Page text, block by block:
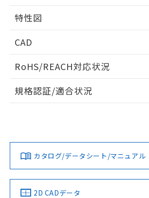
外形図
端子配置/内部接続
特性図
電気的寿命曲線
CAD
ドすることができます。
ログイン/会員登録
ダウンロードデータをご利用いただく前に
みください。
ソフトウェアの使用条件
RoHS/REACH対応状況
EU RoHS 注意事項・凡例
対応済み
中国 RoHS 注意事項・凡例
規格認証/適合状況
LR型式承認
（イギリス
船舶規格）
DNV型式承認
（ノルウェー
BV型
（フ
カタログ/データシート/マニュアル
2D CADデータ